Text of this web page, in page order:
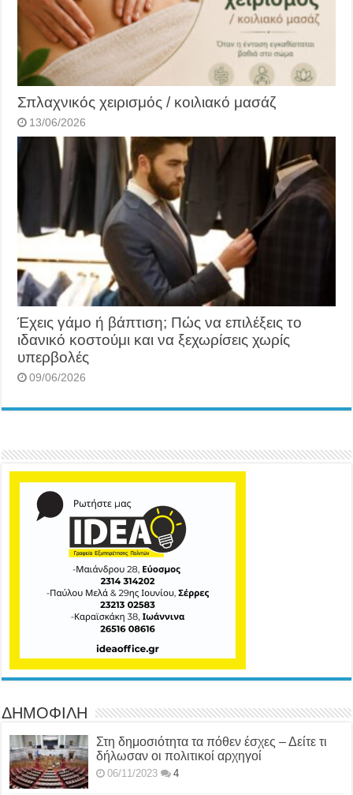
Σπλαχνικός χειρισμός / κοιλιακό μασάζ
13/06/2026
Έχεις γάμο ή βάπτιση; Πώς να επιλέξεις το
ιδανικό κοστούμι και να ξεχωρίσεις χωρίς
υπερβολές
09/06/2026
ΔΗΜΟΦΙΛΗ
Στη δημοσιότητα τα πόθεν έσχες – Δείτε τι
δήλωσαν οι πολιτικοί αρχηγοί
06/11/2023 4